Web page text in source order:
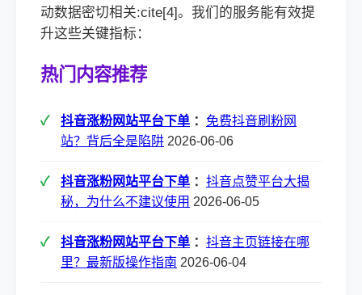
动数据密切相关:cite[4]。我们的服务能有效提
升这些关键指标：
热门内容推荐
抖音涨粉网站平台下单 ： 免费抖音刷粉网
站？背后全是陷阱 2026-06-06
抖音涨粉网站平台下单 ： 抖音点赞平台大揭
秘，为什么不建议使用 2026-06-05
抖音涨粉网站平台下单 ： 抖音主页链接在哪
里？最新版操作指南 2026-06-04